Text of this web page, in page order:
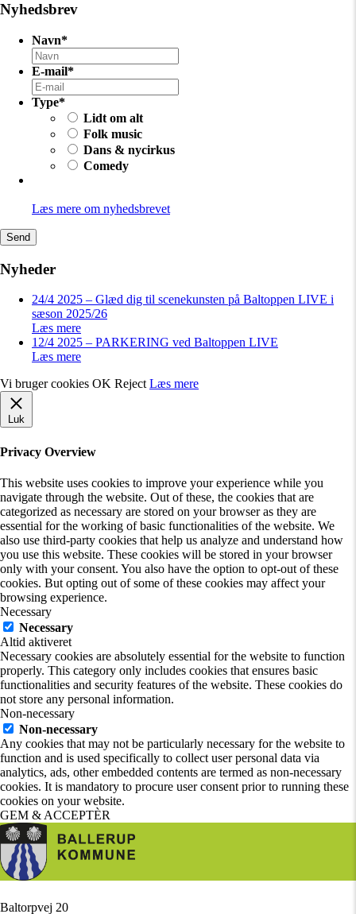
Nyhedsbrev
Navn*
E-mail*
Type*
Lidt om alt
Folk music
Dans & nycirkus
Comedy
Læs mere om nyhedsbrevet
Nyheder
24/4 2025 – Glæd dig til scenekunsten på Baltoppen LIVE i
sæson 2025/26
Læs mere
12/4 2025 – PARKERING ved Baltoppen LIVE
Læs mere
Vi bruger cookies OK Reject Læs mere
Luk
Privacy Overview
This website uses cookies to improve your experience while you
navigate through the website. Out of these, the cookies that are
categorized as necessary are stored on your browser as they are
essential for the working of basic functionalities of the website. We
also use third-party cookies that help us analyze and understand how
you use this website. These cookies will be stored in your browser
only with your consent. You also have the option to opt-out of these
cookies. But opting out of some of these cookies may affect your
browsing experience.
Necessary
Necessary
Altid aktiveret
Necessary cookies are absolutely essential for the website to function
properly. This category only includes cookies that ensures basic
functionalities and security features of the website. These cookies do
not store any personal information.
Non-necessary
Non-necessary
Any cookies that may not be particularly necessary for the website to
function and is used specifically to collect user personal data via
analytics, ads, other embedded contents are termed as non-necessary
cookies. It is mandatory to procure user consent prior to running these
cookies on your website.
GEM & ACCEPTÈR
Baltorpvej 20